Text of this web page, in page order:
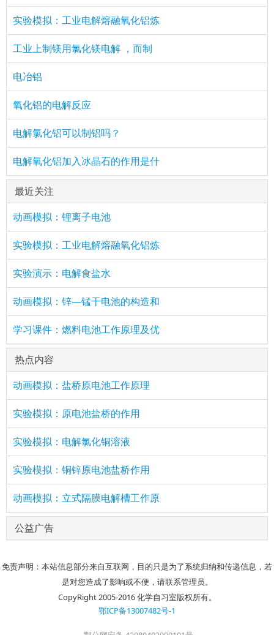
实验模拟：工业电解熔融氧化铝炼
工业上制镁用氯化镁电解 ，而制
电冶铝
氧化铝的电解反应
电解氯化铝可以制铝吗？
电解氧化铝加入冰晶石的作用是什
最近关注
动画模拟：锂离子电池
实验模拟：工业电解熔融氧化铝炼
实验演示：电解食盐水
动画模拟：锌—锰干电池的构造和
学习课件：燃料电池工作原理及优
热点内容
动画模拟：盐桥原电池工作原理
实验模拟：原电池盐桥的作用
实验模拟：电解氯化铜溶液
实验模拟：铜锌原电池盐桥作用
动画模拟：立式隔膜电解槽工作原
公益广告
免责声明：本站信息部分来自互联网，目的只是为了系统归纳和传递信息，若
是对您造成了影响或不便，请联系管理员。
CopyRight 2005-2016 化学自习室版权所有。
鄂ICP备13007482号-1